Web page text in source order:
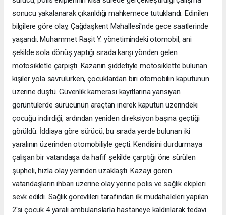
sonucu yakalanarak çıkarıldığı mahkemece tutuklandı. Edinilen
bilgilere göre olay, Çağdaşkent Mahallesi'nde gece saatlerinde
yaşandı. Muhammet Raşit Y. yönetimindeki otomobil, ani
şekilde sola dönüş yaptığı sırada karşı yönden gelen
motosikletle çarpıştı. Kazanın şiddetiyle motosiklette bulunan
kişiler yola savrulurken, çocuklardan biri otomobilin kaputunun
üzerine düştü. Güvenlik kamerası kayıtlarına yansıyan
görüntülerde sürücünün araçtan inerek kaputun üzerindeki
çocuğu indirdiği, ardından yeniden direksiyon başına geçtiği
görüldü. İddiaya göre sürücü, bu sırada yerde bulunan iki
yaralının üzerinden otomobiliyle geçti. Kendisini durdurmaya
çalışan bir vatandaşa da hafif şekilde çarptığı öne sürülen
şüpheli, hızla olay yerinden uzaklaştı. Kazayı gören
vatandaşların ihbarı üzerine olay yerine polis ve sağlık ekipleri
sevk edildi. Sağlık görevlileri tarafından ilk müdahaleleri yapılan
2'si çocuk 4 yaralı ambulanslarla hastaneye kaldırılarak tedavi